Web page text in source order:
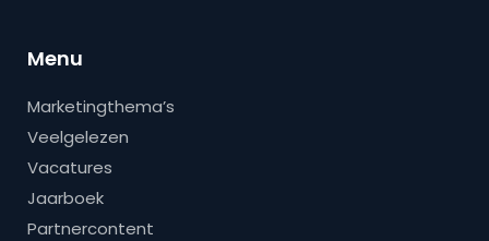
Menu
Marketingthema’s
Veelgelezen
Vacatures
Jaarboek
Partnercontent